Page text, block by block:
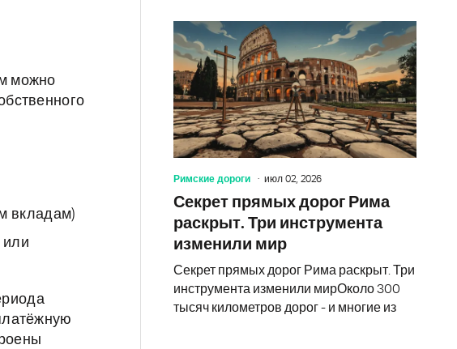
можно
вкладам)
или
Римские дороги июл 02, 2026
Секрет прямых дорог Рима
раскрыт. Три инструмента
изменили мир
Секрет прямых дорог Рима раскрыт. Три
инструмента изменили мирОколо 300
тысяч километров дорог - и многие из